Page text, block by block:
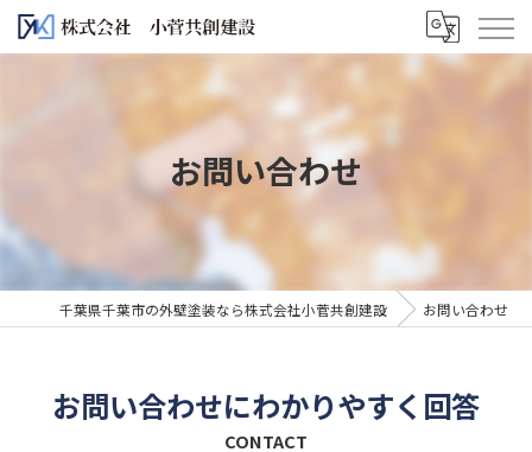
お問い合わせ
千葉県千葉市の外壁塗装なら株式会社小菅共創建設 お問い合わせ
お問い合わせにわかりやすく回答
CONTACT